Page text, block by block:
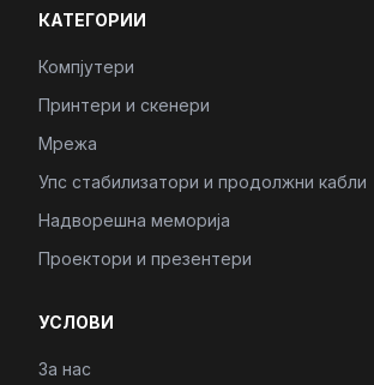
КАТЕГОРИИ
Компјутери
Принтери и скенери
Мрежа
Упс стабилизатори и продолжни кабли
Надворешна меморија
Проектори и презентери
УСЛОВИ
За нас